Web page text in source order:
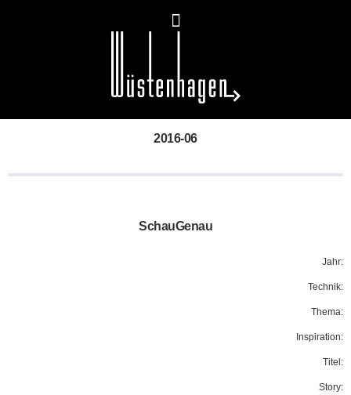
2016-06
SchauGenau
Jahr:
Technik:
Thema:
Inspiration:
Titel:
Story: